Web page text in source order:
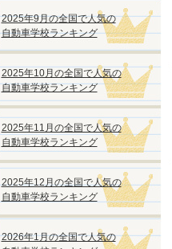
2025年9月の全国で人気の
自動車学校ランキング
2025年10月の全国で人気の
自動車学校ランキング
2025年11月の全国で人気の
自動車学校ランキング
2025年12月の全国で人気の
自動車学校ランキング
2026年1月の全国で人気の